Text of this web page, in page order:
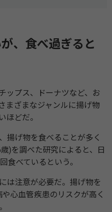
、食べ過ぎると
ップス、ドーナツなど、お
まざまなジャンルに揚げ物
ほどだ。
揚げ物を食べることが多く
)を調べた研究によると、日
食べているという。
は注意が必要だ。揚げ物を
心血管疾患のリスクが高く